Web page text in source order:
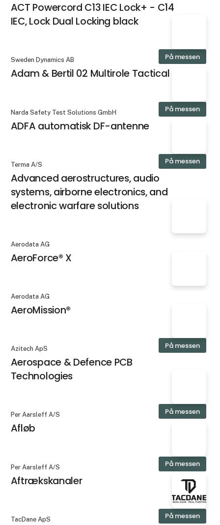
ACT Powercord C13 IEC Lock+ - C14
IEC, Lock Dual Locking black
På messen
Sweden Dynamics AB
Adam & Bertil 02 Multirole Tactical UAS
På messen
Narda Safety Test Solutions GmbH
ADFA automatisk DF-antenne
På messen
Terma A/S
Advanced aerostructures, audio
systems, airborne electronics, and
electronic warfare solutions
Aerodata AG
AeroForce® X
Aerodata AG
AeroMission®
På messen
Azitech ApS
Aerospace & Defence PCB
Technologies
På messen
Per Aarsleff A/S
Afløb
På messen
Per Aarsleff A/S
Aftrækskanaler
På messen
TacDane ApS